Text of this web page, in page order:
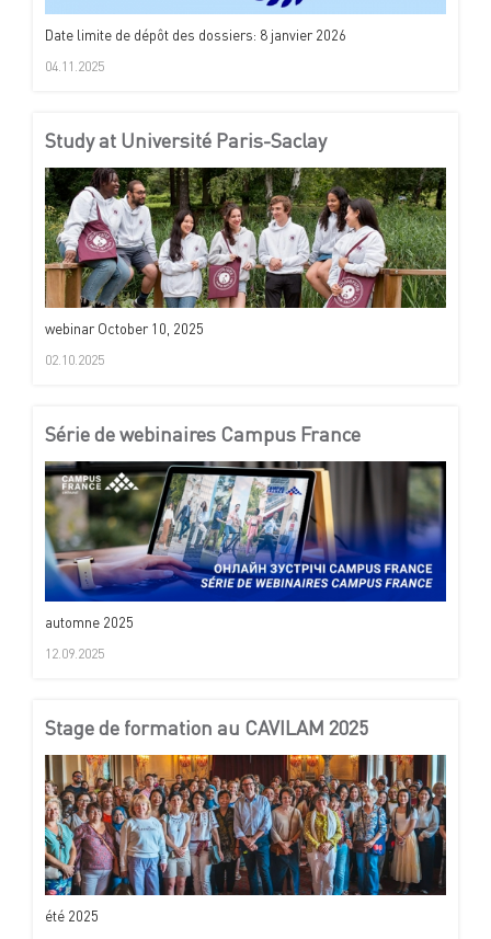
Date limite de dépôt des dossiers: 8 janvier 2026
04.11.2025
Study at Université Paris-Saclay
webinar October 10, 2025
02.10.2025
Série de webinaires Campus France
automne 2025
12.09.2025
Stage de formation au CAVILAM 2025
été 2025